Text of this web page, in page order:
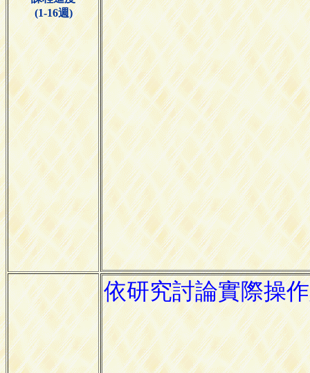
(1-16週)